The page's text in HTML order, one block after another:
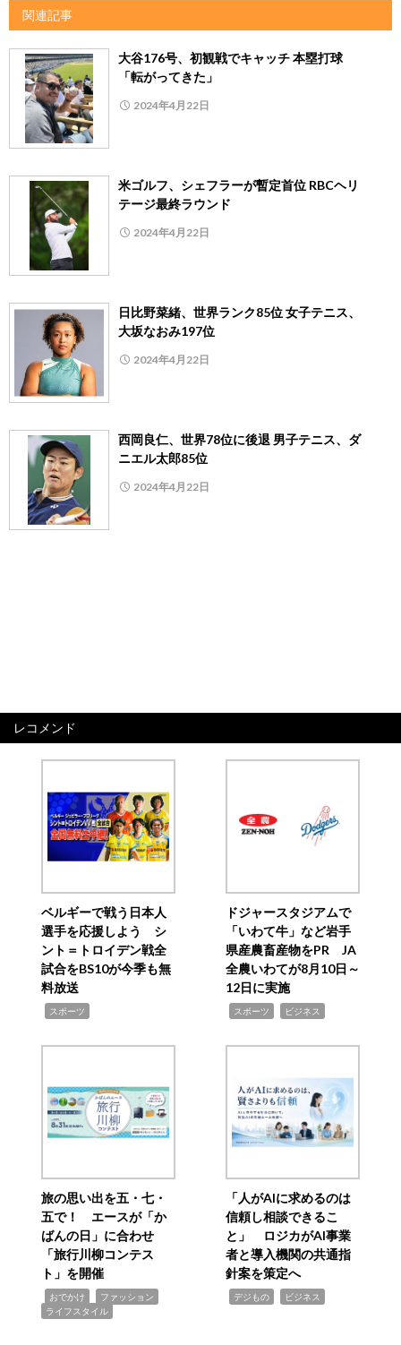
関連記事
大谷176号、初観戦でキャッチ 本塁打球
「転がってきた」
2024年4月22日
米ゴルフ、シェフラーが暫定首位 RBCヘリ
テージ最終ラウンド
2024年4月22日
日比野菜緒、世界ランク85位 女子テニス、
大坂なおみ197位
2024年4月22日
西岡良仁、世界78位に後退 男子テニス、ダ
ニエル太郎85位
2024年4月22日
レコメンド
ベルギーで戦う日本人
選手を応援しよう シ
ント＝トロイデン戦全
試合をBS10が今季も無
料放送
スポーツ
ドジャースタジアムで
「いわて牛」など岩手
県産農畜産物をPR JA
全農いわてが8月10日～
12日に実施
スポーツ ビジネス
旅の思い出を五・七・
五で！ エースが「か
ばんの日」に合わせ
「旅行川柳コンテス
ト」を開催
おでかけ ファッション
ライフスタイル
「人がAIに求めるのは
信頼し相談できるこ
と」 ロジカがAI事業
者と導入機関の共通指
針案を策定へ
デジもの ビジネス